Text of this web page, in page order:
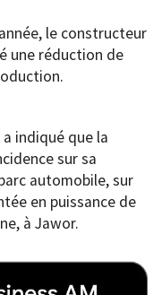
le constructeur
une réduction de
indiqué que la
sur sa
automobile, sur
en puissance de
à Jawor.